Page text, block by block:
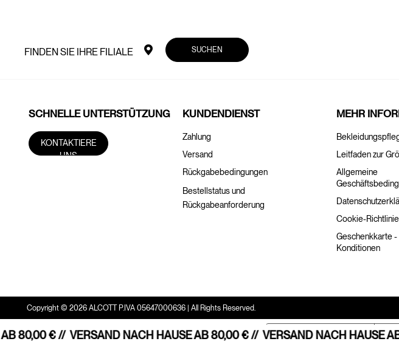
80,00 € //VERSAND NACH HAUSE AB 80,00 € //VERSAND NACH HAUSE
FINDEN SIE IHRE FILIALE SUCHEN
SCHNELLE UNTERSTÜTZUNG
KONTAKTIERE
UNS
KUNDENDIENST
Zahlung
Versand
Rückgabebedingungen
Bestellstatus und
Rückgabeanforderung
MEHR
Leitfaden zur
Allgemeine
Cookie-Richtlinie
Geschenkkarte -
Konditionen
Copyright © 2026 ALCOTT P.IVA 05647000636 | All Rights Reserved.
Hinweis bei Erhebung